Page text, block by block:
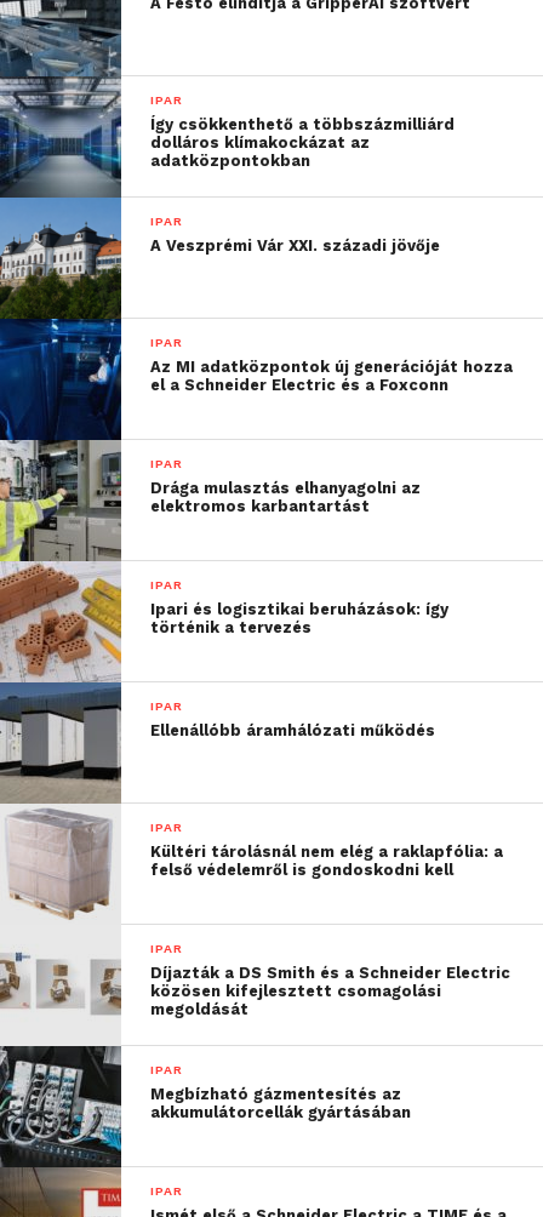
15%-os listaárcsökkentés –
visszavonásig
Bármilyen megoldást vagy rendszert használ, idővel
elkerülhetetlenné válik az alkatrészek cseréje, a
modernizálás vagy a bővítés. Éppen ezért fontos,
hogy hosszú távon gondolkodjon, és minden
tekintetben átgondolt döntést hozzon, hiszen
számtalan lehetőség közül kell kiválasztani a
legjobbat.
Ebben szeretnénk segíteni: most visszavonásig
listaárcsökkentéssel
és munkafolyamataihoz tökéletesen illő Siemens
HMI-paneleket.
De – az árelőnyön kívül – mit nyer még? Milyen
érvek szólnak amellett, hogy tőlünk vagy a
szerződött partnereinktől vásároljon?
Összegyűjtöttük azokat a kulcsfontosságú
előnyöket, amelyek segíthetnek Önnek a döntésben.
További friss híreket talál aTechnokratafőoldalán!
Csatlakozzon hozzánk aFacebookonis!
IPAR
Így csökkenthető a többszázmilliárd
dolláros klímakockázat az
adatközpontokban
IPAR
A Veszprémi Vár XXI. századi jövője
IPAR
Az MI adatközpontok új generációját hozza
el a Schneider Electric és a Foxconn
IPAR
Drága mulasztás elhanyagolni az
elektromos karbantartást
IPAR
Ipari és logisztikai beruházások: így
történik a tervezés
IPAR
Ellenállóbb áramhálózati működés
IPAR
Kültéri tárolásnál nem elég a raklapfólia: a
felső védelemről is gondoskodni kell
IPAR
Díjazták a DS Smith és a Schneider Electric
közösen kifejlesztett csomagolási
megoldását
IPAR
Megbízható gázmentesítés az
akkumulátorcellák gyártásában
IPAR